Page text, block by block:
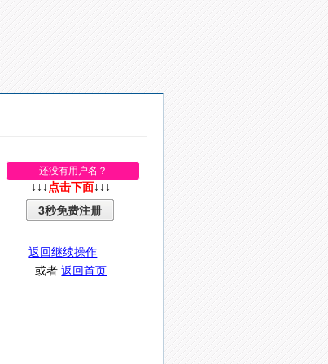
还没有用户名？
↓↓↓ 点击下面 ↓↓↓
3秒免费注册
返回继续操作
或者返回首页